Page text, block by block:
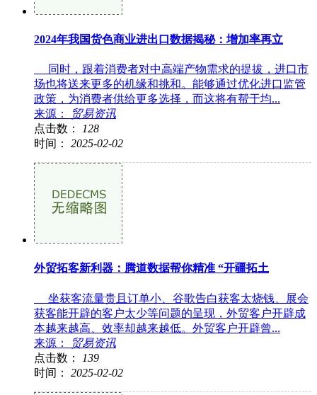
2024年我国货色商业进出口数据揭秘：增加率再立
同时，跟着消费者对中高端产物需求的提拔，进口市
场也将送来更多的机缘和挑和。能够通过优化进口监管
政策，为消费者供给更多选择，而这将有帮于均...
来源：
贸易资讯
点击数：
128
时间： 2025-02-02
外贸拓客新利器：腾道数据帮你精准 “开疆拓土
坐获客流量贵且订单小、谷歌告白获客太烧钱、展会
获客能开辟的客户太少等问题的呈现，外贸客户开辟成
本越来越高、效率却越来越低。外贸客户开辟曾...
来源：
贸易资讯
点击数：
139
时间： 2025-02-02